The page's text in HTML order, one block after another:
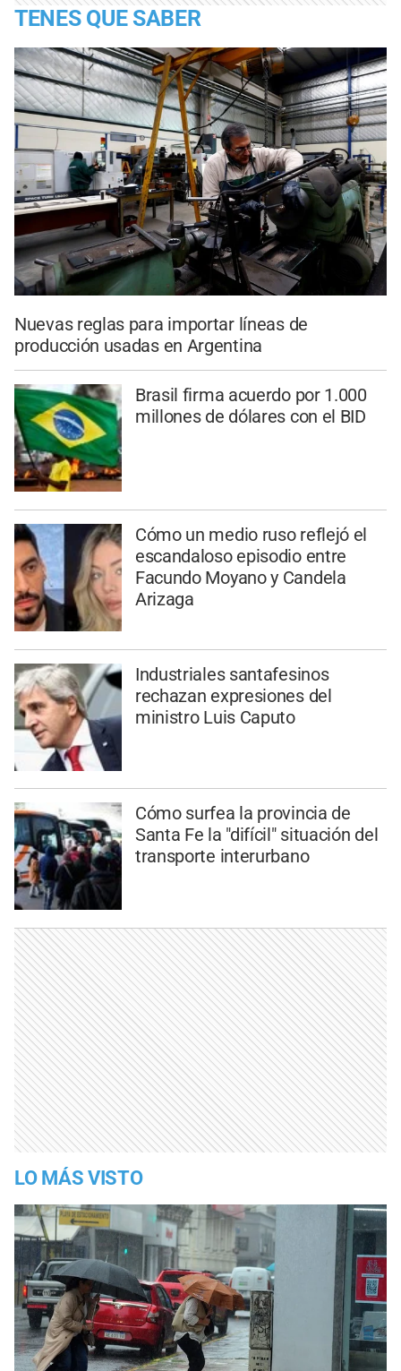
TENES QUE SABER
Nuevas reglas para importar líneas de
producción usadas en Argentina
Brasil firma acuerdo por 1.000
millones de dólares con el BID
Cómo un medio ruso reflejó el
escandaloso episodio entre
Facundo Moyano y Candela
Arizaga
Industriales santafesinos
rechazan expresiones del
ministro Luis Caputo
Cómo surfea la provincia de
Santa Fe la "difícil" situación del
transporte interurbano
LO MÁS VISTO